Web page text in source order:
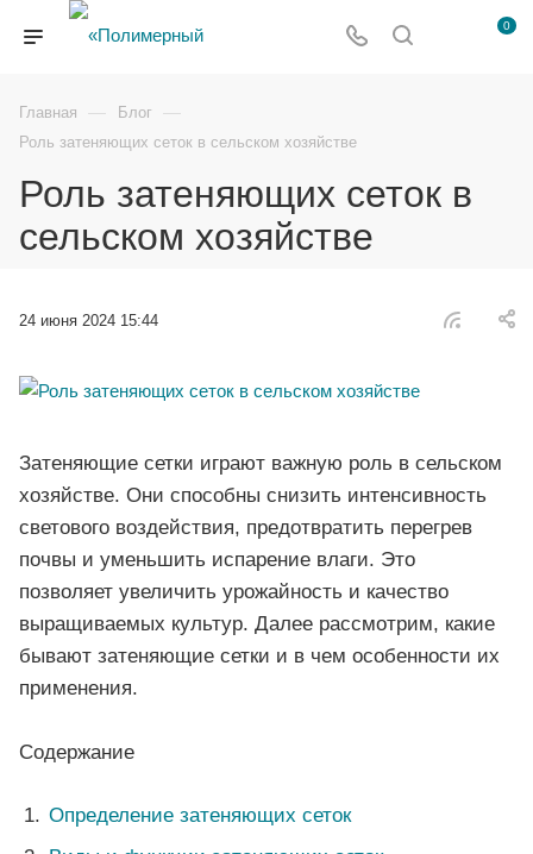
0
Главная — Блог —
Роль затеняющих сеток в сельском хозяйстве
Роль затеняющих сеток в
сельском хозяйстве
24 июня 2024 15:44
Затеняющие сетки играют важную роль в сельском
хозяйстве. Они способны снизить интенсивность
светового воздействия, предотвратить перегрев
почвы и уменьшить испарение влаги. Это
позволяет увеличить урожайность и качество
выращиваемых культур. Далее рассмотрим, какие
бывают затеняющие сетки и в чем особенности их
применения.
Содержание
Определение затеняющих сеток